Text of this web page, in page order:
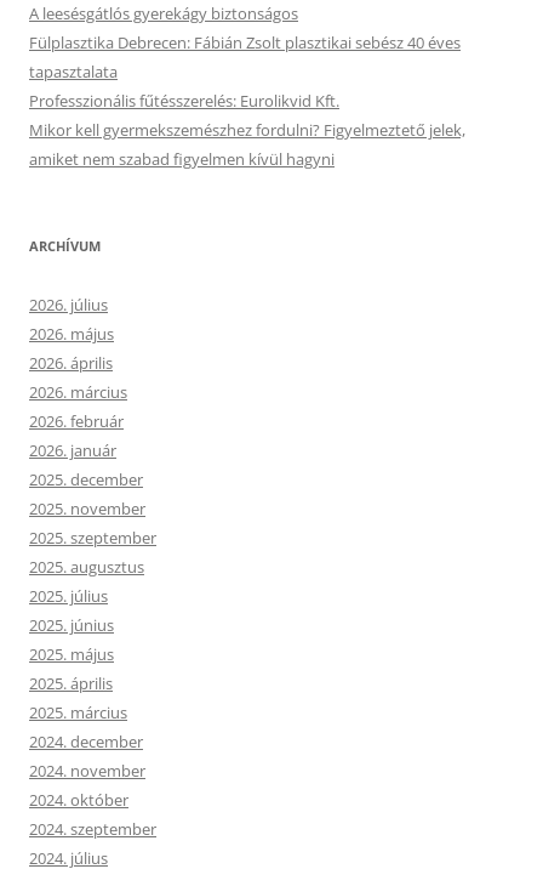
A leesésgátlós gyerekágy biztonságos
Fülplasztika Debrecen: Fábián Zsolt plasztikai sebész 40 éves
tapasztalata
Professzionális fűtésszerelés: Eurolikvid Kft.
Mikor kell gyermekszemészhez fordulni? Figyelmeztető jelek,
amiket nem szabad figyelmen kívül hagyni
ARCHÍVUM
2026. július
2026. május
2026. április
2026. március
2026. február
2026. január
2025. december
2025. november
2025. szeptember
2025. augusztus
2025. július
2025. június
2025. május
2025. április
2025. március
2024. december
2024. november
2024. október
2024. szeptember
2024. július